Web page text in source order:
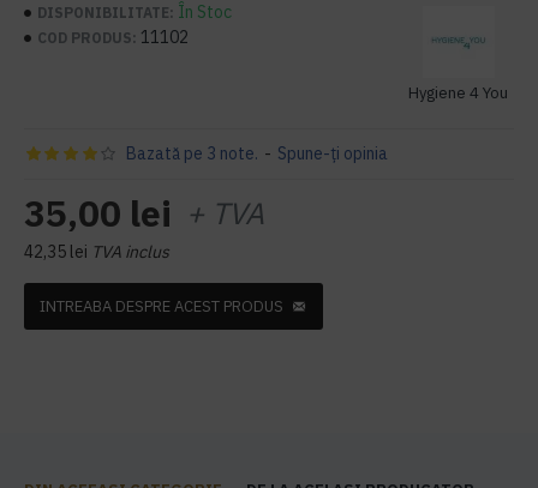
DISPONIBILITATE: În Stoc
COD PRODUS: 11102
Hygiene 4 You
Bazată pe 3 note. - Spune-ţi opinia
35,00 lei + TVA
42,35 lei TVA inclus
INTREABA DESPRE ACEST PRODUS